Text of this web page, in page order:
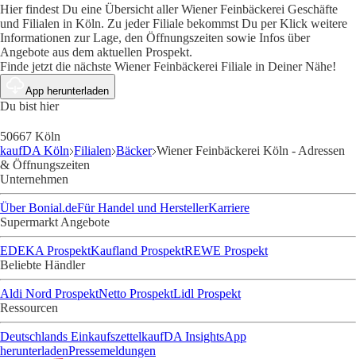
Hier findest Du eine Übersicht aller Wiener Feinbäckerei Geschäfte
und Filialen in Köln. Zu jeder Filiale bekommst Du per Klick weitere
Informationen zur Lage, den Öffnungszeiten sowie Infos über
Angebote aus dem aktuellen Prospekt.
Finde jetzt die nächste Wiener Feinbäckerei Filiale in Deiner Nähe!
App herunterladen
Du bist hier
50667 Köln
kaufDA Köln Filialen Bäcker Wiener Feinbäckerei Köln - Adressen
& Öffnungszeiten
Unternehmen
Über Bonial.deFür Handel und HerstellerKarriere
Supermarkt Angebote
EDEKA ProspektKaufland ProspektREWE Prospekt
Beliebte Händler
Aldi Nord ProspektNetto ProspektLidl Prospekt
Ressourcen
Deutschlands EinkaufszettelkaufDA InsightsApp
herunterladenPressemeldungen